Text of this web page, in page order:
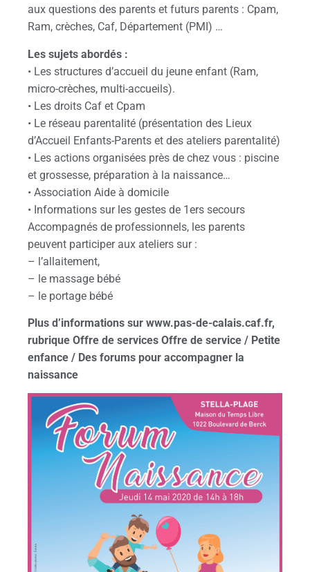
aux questions des parents et futurs parents : Cpam,
Ram, crèches, Caf, Département (PMI) …
Les sujets abordés :
• Les structures d’accueil du jeune enfant (Ram,
micro-crèches, multi-accueils).
• Les droits Caf et Cpam
• Le réseau parentalité (présentation des Lieux
d’Accueil Enfants-Parents et des ateliers parentalité)
• Les actions organisées près de chez vous : piscine
et grossesse, préparation à la naissance…
• Association Aide à domicile
• Informations sur les gestes de 1ers secours
Accompagnés de professionnels, les parents
peuvent participer aux ateliers sur :
– l’allaitement,
– le massage bébé
– le portage bébé
Plus d’informations sur www.pas-de-calais.caf.fr,
rubrique Offre de services Offre de service / Petite
enfance / Des forums pour accompagner la
naissance